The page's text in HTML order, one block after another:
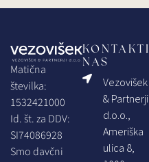
Matična
številka:
1532421000
Id. št. za DDV:
SI74086928
Smo davčni
NAS
Vezovišek
& Partnerji
d.o.o.,
Ameriška
ulica 8,